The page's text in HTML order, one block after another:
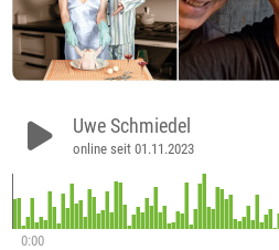
Uwe Schmiedel
online seit 01.11.2023
0:00